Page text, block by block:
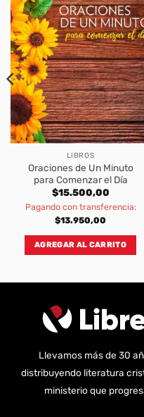
LIBROS
Oraciones de Un Minuto
para Comenzar el Día
$15.500,00
Pagando con transferencia:
$13.950,00
AGREGAR AL CARRITO
Llevamos más de 30
distribuyendo literatura
ministerio que